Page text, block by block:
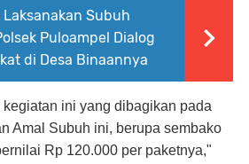
Laksanakan Subuh
Puloampel Dialog
di Desa Binaannya
ini yang dibagikan pada
Amal Subuh ini, berupa sembako
Rp 120.000 per paketnya,"